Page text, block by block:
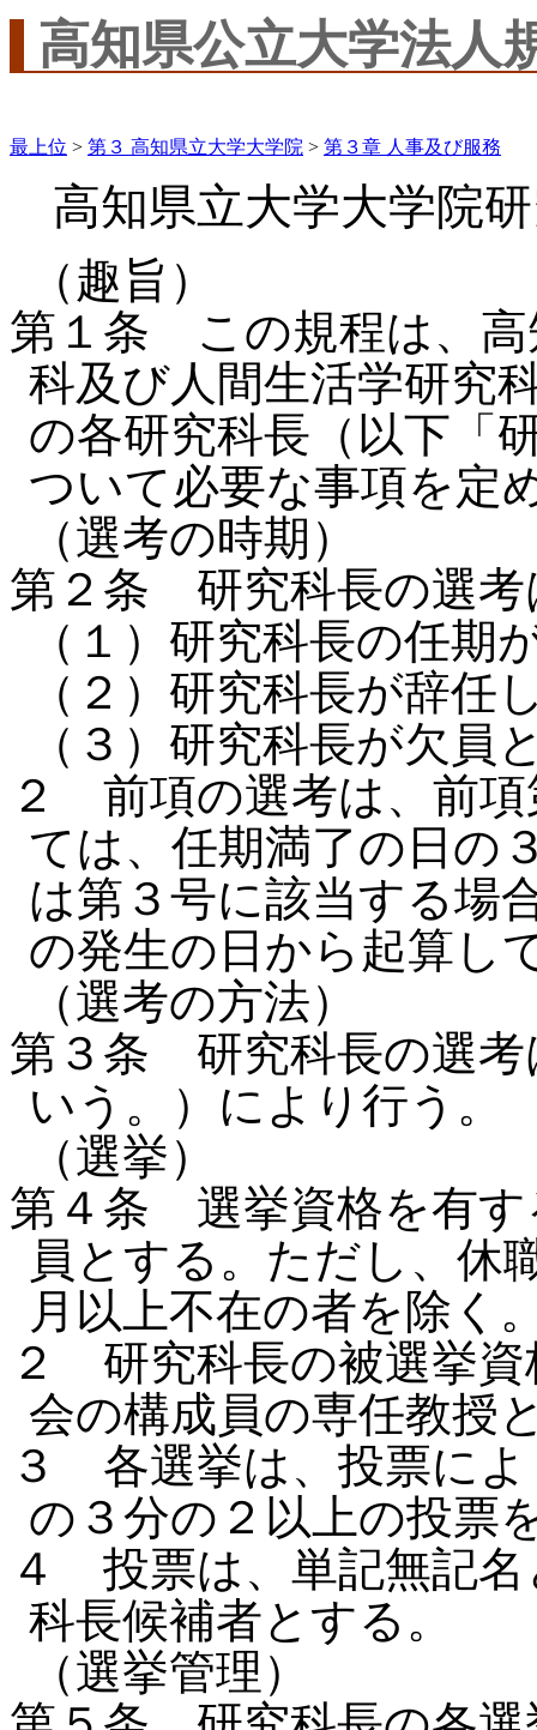
高知県公立大学法人
最上位 > 第３ 高知県立大学大学院 > 第３章 人事及び服務
高知県立大学大学院
（趣旨）
第１条 この規程は、高
科及び人間生活学研究
の各研究科長（以下「
ついて必要な事項を定
（選考の時期）
第２条 研究科長の選考
（１）研究科長の任期
（２）研究科長が辞任
（３）研究科長が欠員
２ 前項の選考は、前
ては、任期満了の日の
は第３号に該当する場
の発生の日から起算し
（選考の方法）
第３条 研究科長の選考
いう。）により行う。
（選挙）
第４条 選挙資格を有す
員とする。ただし、休
月以上不在の者を除く
２ 研究科長の被選挙資
会の構成員の専任教授
３ 各選挙は、投票によ
の３分の２以上の投票
４ 投票は、単記無記名
科長候補者とする。
（選挙管理）